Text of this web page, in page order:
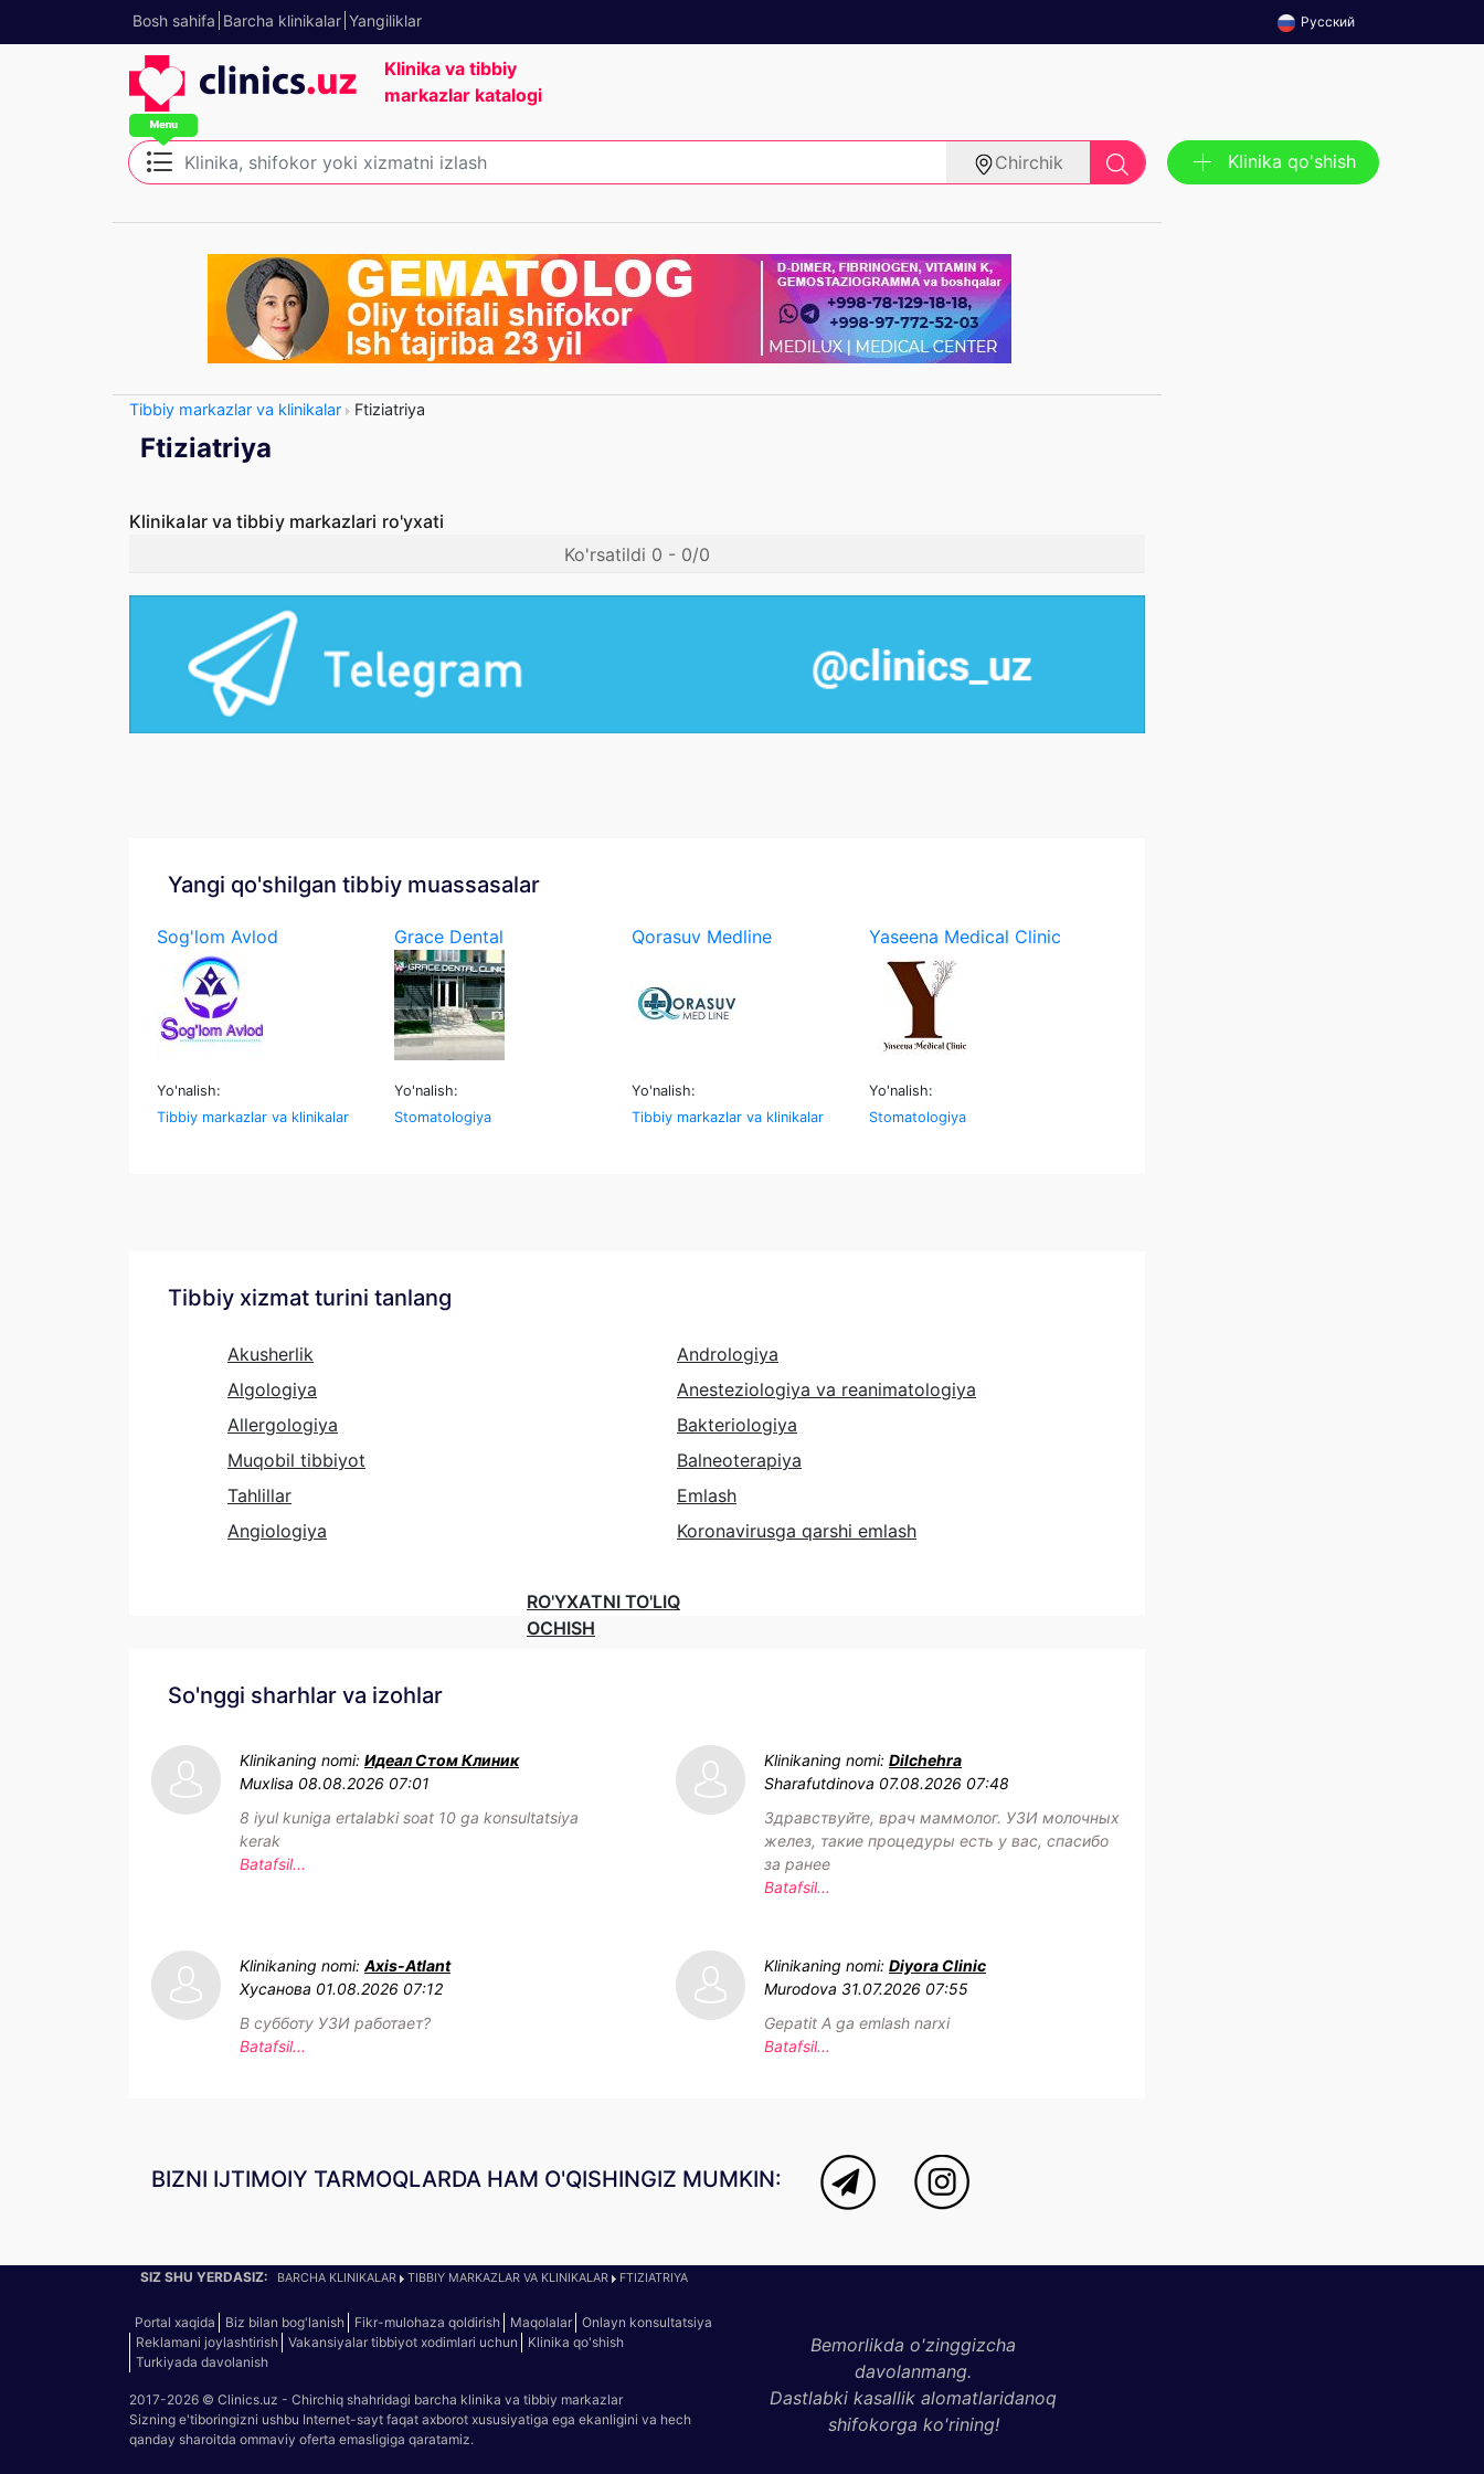
Bosh sahifa Barcha klinikalar Yangiliklar Русский
Klinika va tibbiy
markazlar katalogi
Chirchik Klinika qo'shish
Tibbiy markazlar va klinikalar Ftiziatriya
Ftiziatriya
Klinikalar va tibbiy markazlari ro'yxati
Ko'rsatildi 0 - 0/0
Yangi qo'shilgan tibbiy muassasalar
Sog'lom Avlod
Yo'nalish:
Tibbiy markazlar va klinikalar
Grace Dental
Yo'nalish:
Stomatologiya
Qorasuv Medline
Yo'nalish:
Tibbiy markazlar va klinikalar
Yaseena Medical Clinic
Yo'nalish:
Stomatologiya
Tibbiy xizmat turini tanlang
Akusherlik
Algologiya
Allergologiya
Muqobil tibbiyot
Tahlillar
Angiologiya
Andrologiya
Anesteziologiya va reanimatologiya
Bakteriologiya
Balneoterapiya
Emlash
Koronavirusga qarshi emlash
RO'YXATNI TO'LIQ
OCHISH
So'nggi sharhlar va izohlar
Klinikaning nomi: Идеал Стом Клиник
Muxlisa 08.08.2026 07:01
8 iyul kuniga ertalabki soat 10 ga konsultatsiya
kerak
Batafsil...
Klinikaning nomi: Dilchehra
Sharafutdinova 07.08.2026 07:48
Здравствуйте, врач маммолог. УЗИ молочных
желез, такие процедуры есть у вас, спасибо
за ранее
Batafsil...
Klinikaning nomi: Axis-Atlant
Хусанова 01.08.2026 07:12
В субботу УЗИ работает?
Batafsil...
Klinikaning nomi: Diyora Clinic
Murodova 31.07.2026 07:55
Gepatit A ga emlash narxi
Batafsil...
BIZNI IJTIMOIY TARMOQLARDA HAM O'QISHINGIZ MUMKIN:
SIZ SHU YERDASIZ: BARCHA KLINIKALAR TIBBIY MARKAZLAR VA KLINIKALAR FTIZIATRIYA
Portal xaqida Biz bilan bog'lanish Fikr-mulohaza qoldirish Maqolalar Onlayn konsultatsiya
Reklamani joylashtirish Vakansiyalar tibbiyot xodimlari uchun
Klinika qo'shish
Turkiyada davolanish
2017-2026 © Clinics.uz - Chirchiq shahridagi barcha klinika va tibbiy markazlar
Sizning e'tiboringizni ushbu Internet-sayt faqat axborot xususiyatiga ega ekanligini va hech
qanday sharoitda ommaviy oferta emasligiga qaratamiz.
Bemorlikda o'zinggizcha
davolanmang.
Dastlabki kasallik alomatlaridanoq
shifokorga ko'rining!